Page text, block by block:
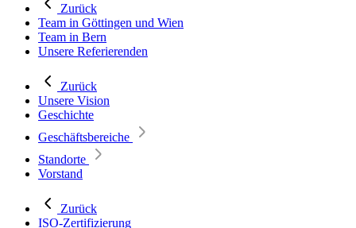
Zurück
Team in Göttingen und Wien
Team in Bern
Unsere Referierenden
Zurück
Unsere Vision
Geschichte
Geschäftsbereiche
Standorte
Vorstand
Zurück
ISO-Zertifizierung